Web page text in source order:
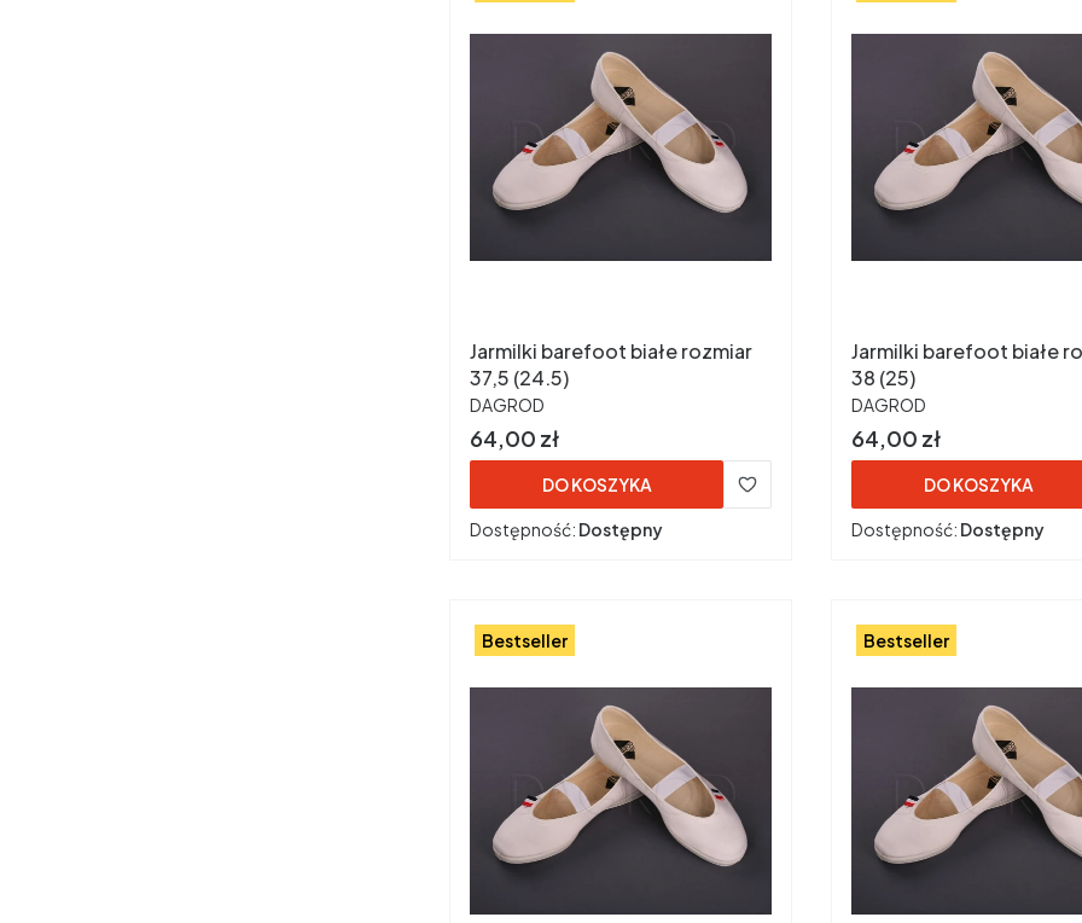
Jarmilki barefoot białe rozmiar
37,5 (24.5)
PRODUCENT
DAGROD
Cena
64,00 zł
DO KOSZYKA
Dostępność: Dostępny
Jarmilki barefoot białe
38 (25)
PRODUCENT
DAGROD
Cena
64,00 zł
DO KOSZYKA
Dostępność: Dostępny
Bestseller Bestseller